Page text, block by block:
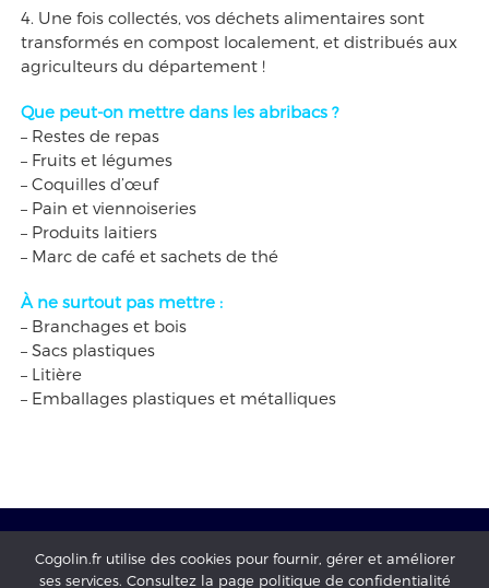
4. Une fois collectés, vos déchets alimentaires sont
transformés en compost localement, et distribués aux
agriculteurs du département !
Que peut-on mettre dans les abribacs ?
– Restes de repas
– Fruits et légumes
– Coquilles d’œuf
– Pain et viennoiseries
– Produits laitiers
– Marc de café et sachets de thé
À ne surtout pas mettre :
– Branchages et bois
– Sacs plastiques
– Litière
– Emballages plastiques et métalliques
Mairie de Cogolin - copyright 2017 - tous droits réservés -
Cogolin.fr utilise des cookies pour fournir, gérer et améliorer
ses services. Consultez la page politique de confidentialité